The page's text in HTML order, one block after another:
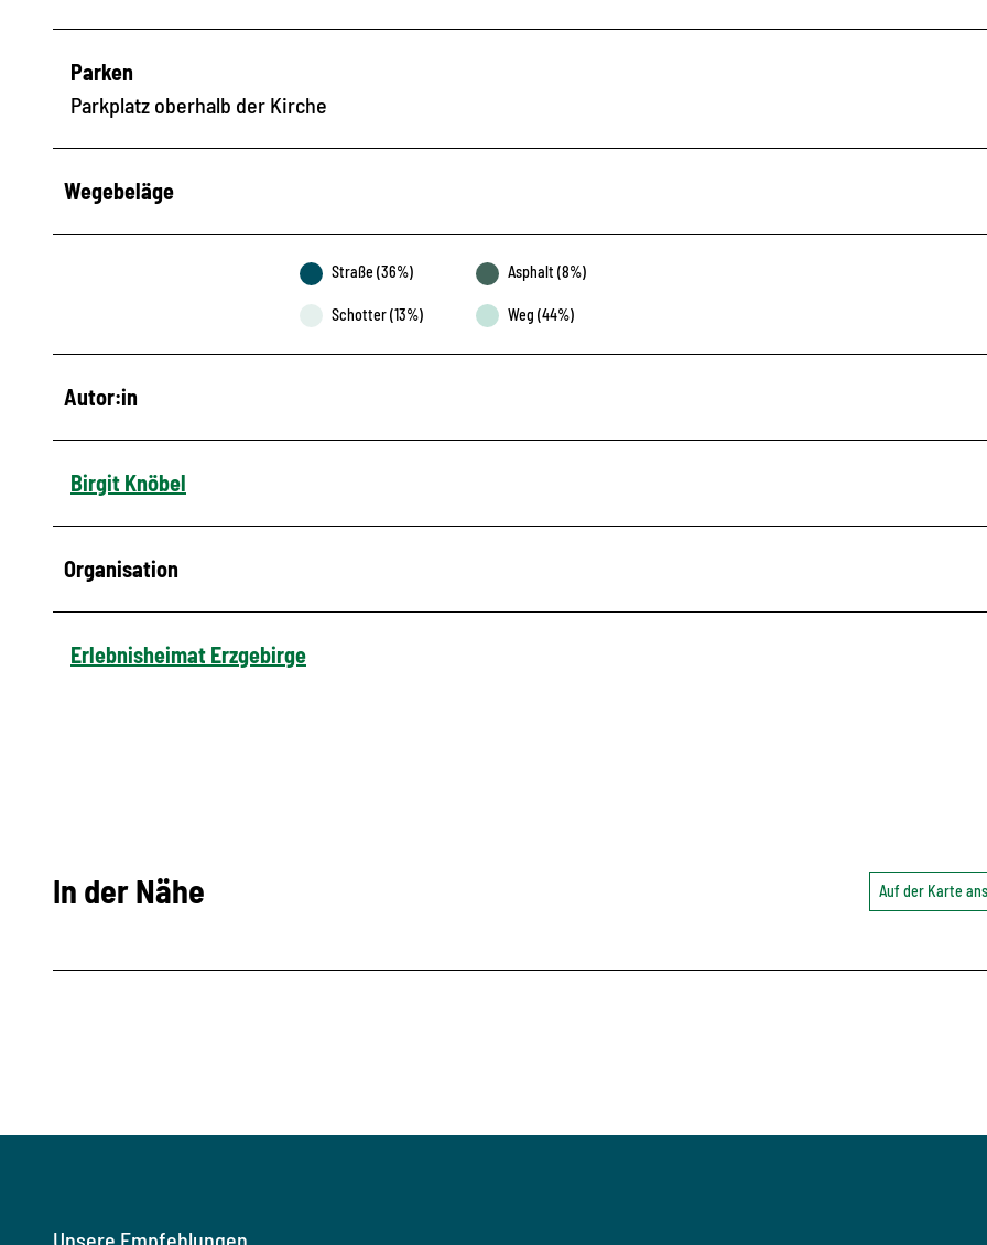
Parken
Parkplatz oberhalb der Kirche
Wegebeläge
Straße (36%) Asphalt (8%)
Schotter (13%) Weg (44%)
Autor:in
Birgit Knöbel
Organisation
Erlebnisheimat Erzgebirge
In der Nähe Auf der Karte